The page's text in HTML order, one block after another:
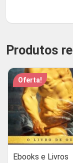
Produtos
Oferta!
Ebooks e Livros